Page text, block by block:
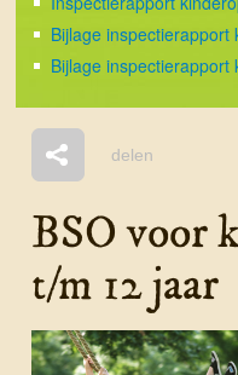
Bijlage
Bijlage
delen
BSO voor
t/m 12 jaar